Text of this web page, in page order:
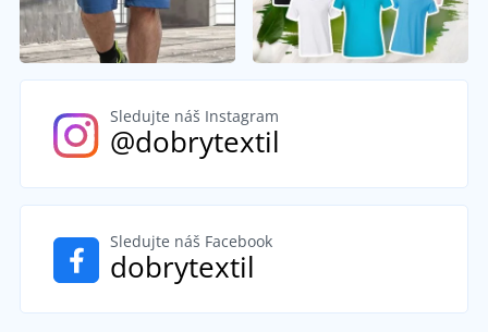
Sledujte náš Instagram
@dobrytextil
Sledujte náš Facebook
dobrytextil